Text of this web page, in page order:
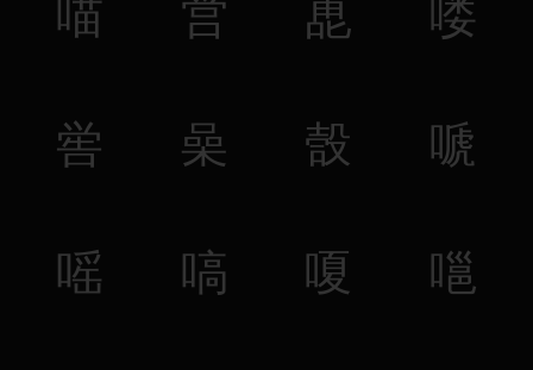
喵 営 喸 喽
喾 喿 嗀 嗁
嗂 嗃 嗄 嗈